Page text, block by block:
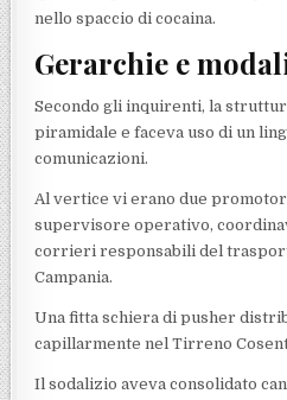
nello spaccio di cocaina.
Gerarchie e
Secondo gli inquirenti, la
piramidale e faceva uso di un
comunicazioni.
Al vertice vi erano due
supervisore operativo,
corrieri responsabili del
Campania.
Una fitta schiera di pusher
capillarmente nel Tirreno
Il sodalizio aveva consolidato